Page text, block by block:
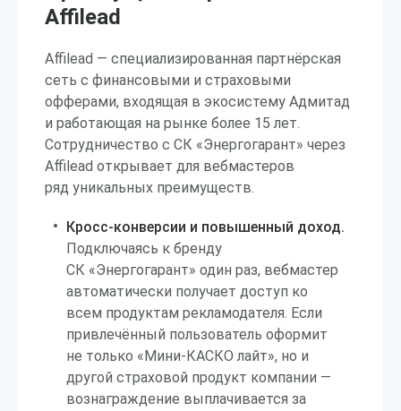
Affilead
Affilead — специализированная партнёрская
сеть с финансовыми и страховыми
офферами, входящая в экосистему Адмитад
и работающая на рынке более 15 лет.
Сотрудничество с СК «Энергогарант» через
Affilead открывает для вебмастеров
ряд уникальных преимуществ.
Кросс-конверсии и повышенный доход.
Подключаясь к бренду
СК «Энергогарант» один раз, вебмастер
автоматически получает доступ ко
всем продуктам рекламодателя. Если
привлечённый пользователь оформит
не только «Мини-КАСКО лайт», но и
другой страховой продукт компании —
вознаграждение выплачивается за